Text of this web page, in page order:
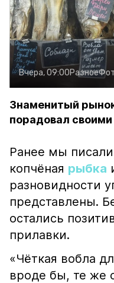
Вчера, 09:00Разное
Знаменитый
порадовал
Ранее мы
копчёная рыбка
разновидности
представлены.
остались
прилавки.
«Чёткая вобла
вроде бы, те же